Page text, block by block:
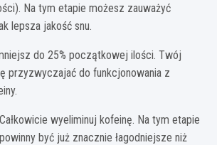
Na tym etapie możesz zauważyć
lepsza jakość snu.
do 25% początkowej ilości. Twój
przyzwyczajać do funkcjonowania z
wyeliminuj kofeinę. Na tym etapie
być już znacznie łagodniejsze niż